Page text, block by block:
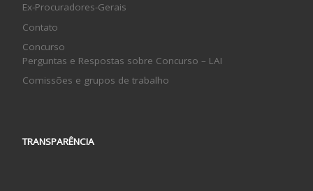
Ex-Procuradores-Gerais
Contato
Concurso
Perguntas e Respostas sobre Concurso – LAI
Comissões e grupos de trabalho
TRANSPARÊNCIA